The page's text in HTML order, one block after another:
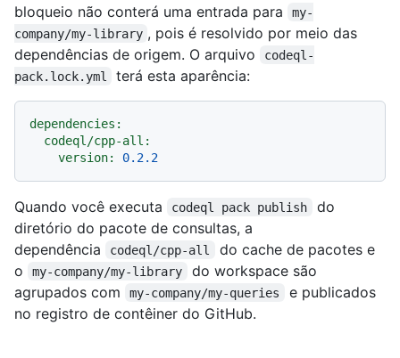
bloqueio não conterá uma entrada para
my-
company/my-library , pois é resolvido por meio das
dependências de origem. O arquivo
codeql-
pack.lock.yml
terá esta aparência:
dependencies:
codeql/cpp-all:
version:
0.2.2
Quando você executa codeql pack publish
do
diretório do pacote de consultas, a
dependência
codeql/cpp-all
do cache de pacotes e
o
my-company/my-library
do workspace são
agrupados com
my-company/my-queries
e publicados
no registro de contêiner do GitHub.